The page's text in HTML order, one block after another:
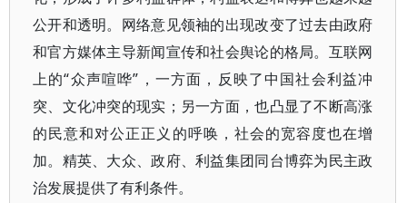
公开和透明。网络意见领袖的出现改变了过去由政府
和官方媒体主导新闻宣传和社会舆论的格局。互联网
上的“众声喧哗”，一方面，反映了中国社会利益冲
突、文化冲突的现实；另一方面，也凸显了不断高涨
的民意和对公正正义的呼唤，社会的宽容度也在增
加。精英、大众、政府、利益集团同台博弈为民主政
治发展提供了有利条件。